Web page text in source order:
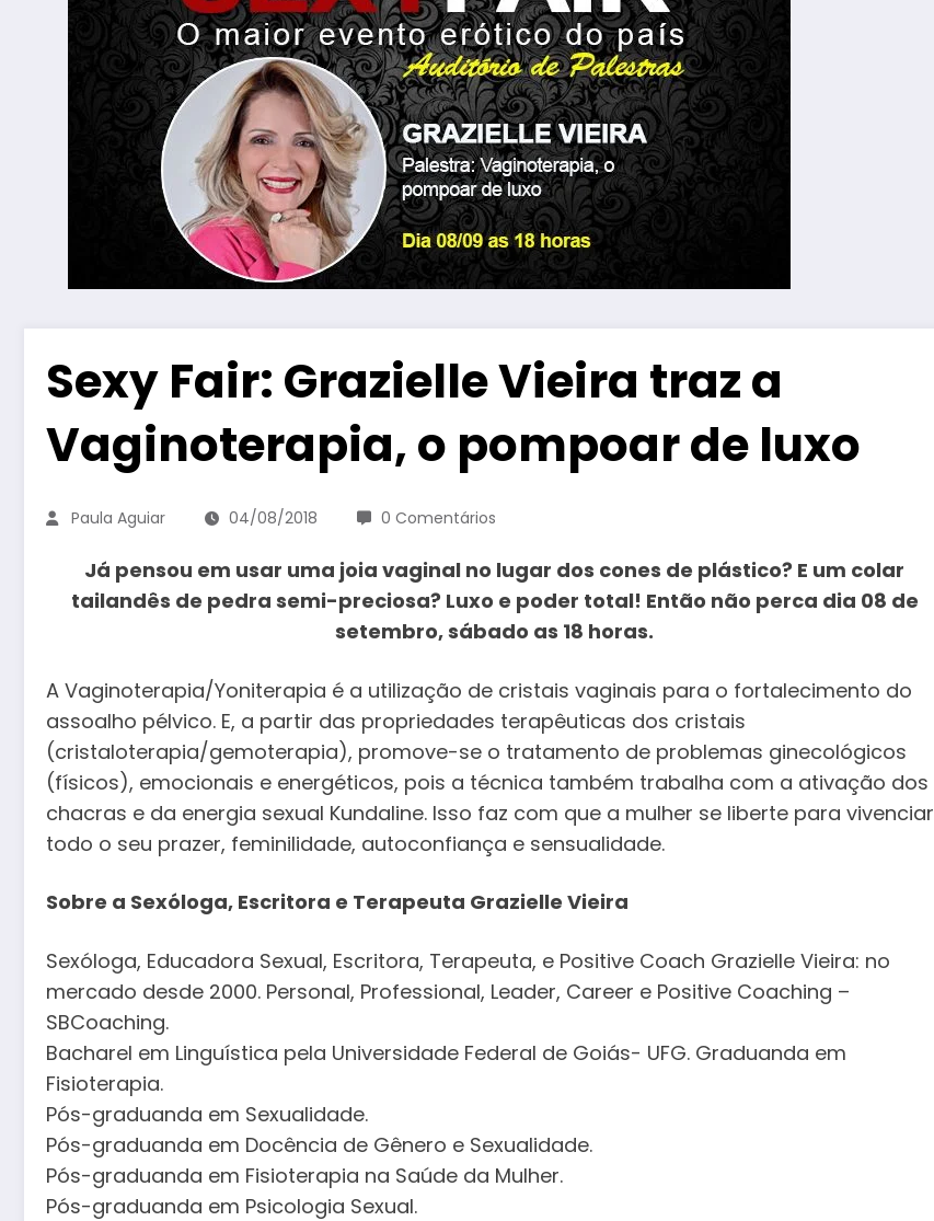
Sexy Fair: Grazielle Vieira traz a
Vaginoterapia, o pompoar de luxo
Paula Aguiar 04/08/2018 0 Comentários
Já pensou em usar uma joia vaginal no lugar dos cones de plástico? E um colar
tailandês de pedra semi-preciosa? Luxo e poder total! Então não perca dia 08 de
setembro, sábado as 18 horas.
A Vaginoterapia/Yoniterapia é a utilização de cristais vaginais para o fortalecimento do
assoalho pélvico. E, a partir das propriedades terapêuticas dos cristais
(cristaloterapia/gemoterapia), promove-se o tratamento de problemas ginecológicos
(físicos), emocionais e energéticos, pois a técnica também trabalha com a ativação dos
chacras e da energia sexual Kundaline. Isso faz com que a mulher se liberte para vivenciar
todo o seu prazer, feminilidade, autoconfiança e sensualidade.
Sobre a Sexóloga, Escritora e Terapeuta Grazielle Vieira
Sexóloga, Educadora Sexual, Escritora, Terapeuta, e Positive Coach Grazielle Vieira: no
mercado desde 2000. Personal, Professional, Leader, Career e Positive Coaching –
SBCoaching.
Bacharel em Linguística pela Universidade Federal de Goiás- UFG. Graduanda em
Fisioterapia.
Pós-graduanda em Sexualidade.
Pós-graduanda em Docência de Gênero e Sexualidade.
Pós-graduanda em Fisioterapia na Saúde da Mulher.
Pós-graduanda em Psicologia Sexual.